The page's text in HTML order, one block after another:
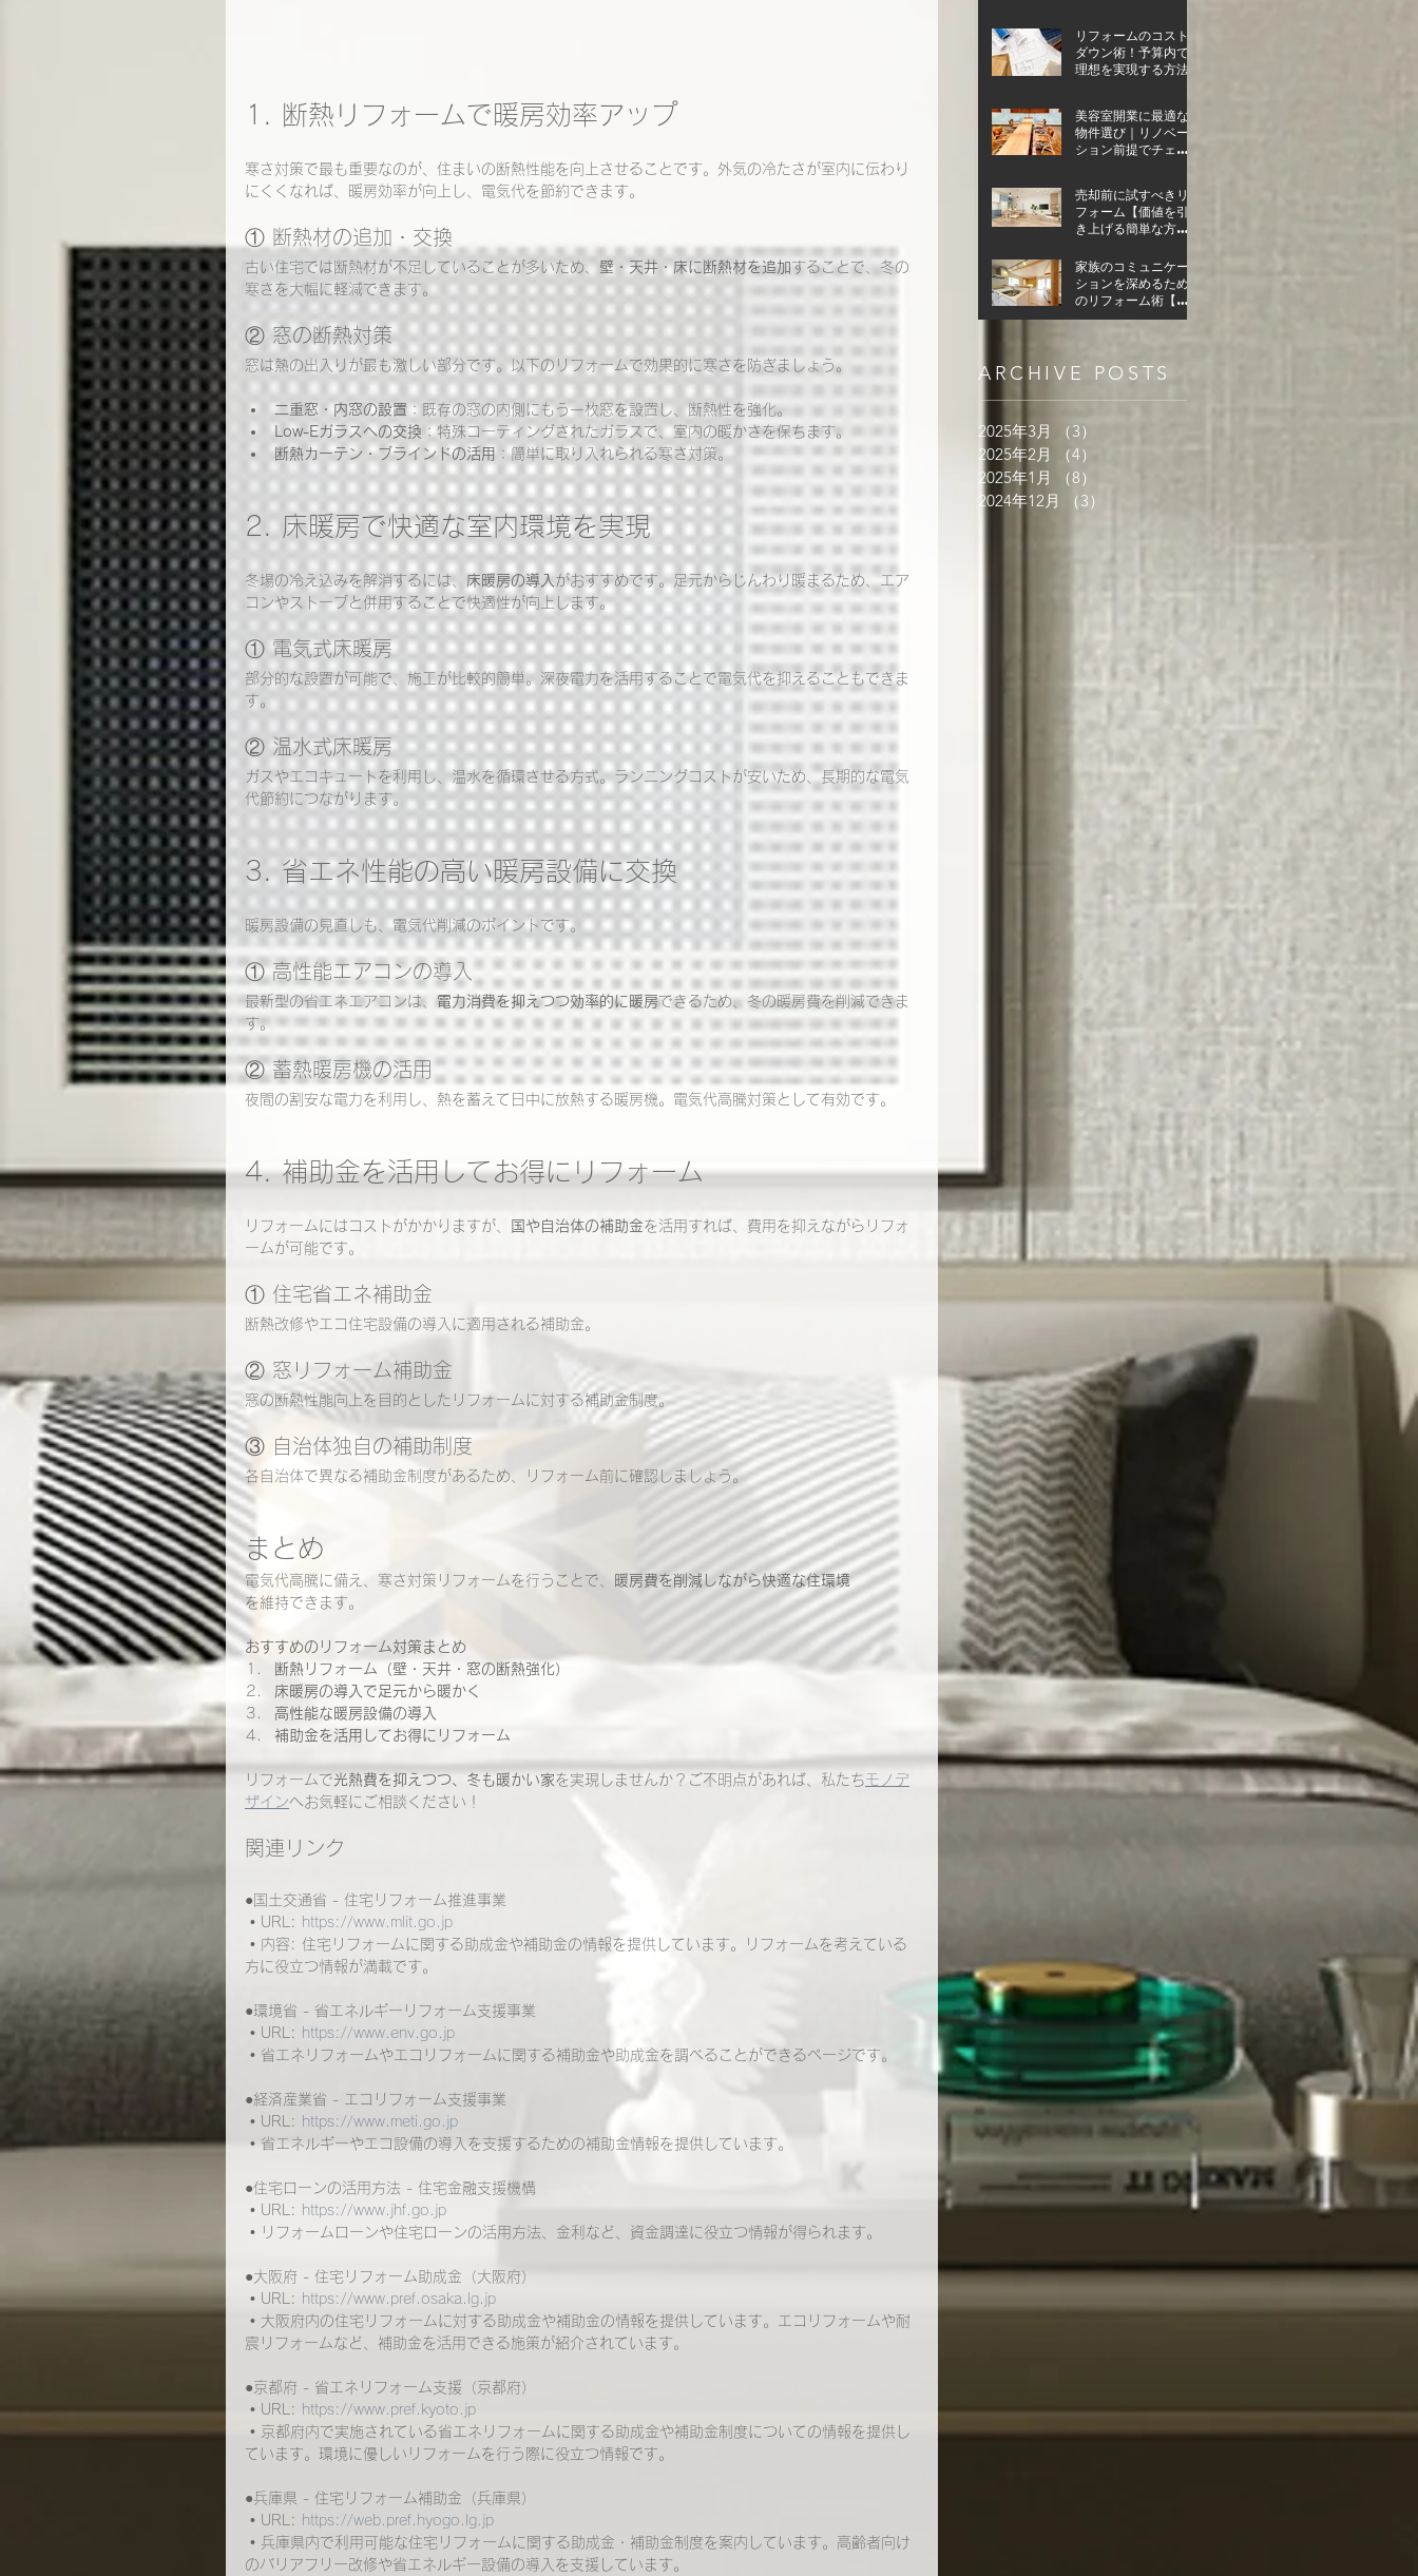
1. 断熱リフォームで暖房効率アップ
寒さ対策で最も重要なのが、住まいの断熱性能を向上させることです。外気の冷たさが室内に伝わり
にくくなれば、暖房効率が向上し、電気代を節約できます。
① 断熱材の追加・交換
古い住宅では断熱材が不足していることが多いため、 壁・天井・床に断熱材を追加することで、冬の
寒さを大幅に軽減できます。
② 窓の断熱対策
窓は熱の出入りが最も激しい部分です。以下のリフォームで効果的に寒さを防ぎましょう。
二重窓・内窓の設置 ：既存の窓の内側にもう一枚窓を設置し、断熱性を強化。
Low-Eガラスへの交換 ：特殊コーティングされたガラスで、室内の暖かさを保ちます。
断熱カーテン・ブラインドの活用 ：簡単に取り入れられる寒さ対策。
2. 床暖房で快適な室内環境を実現
冬場の冷え込みを解消するには、 床暖房の導入 がおすすめです。足元からじんわり暖まるため、エア
コンやストーブと併用することで快適性が向上します。
① 電気式床暖房
部分的な設置が可能で、施工が比較的簡単。深夜電力を活用することで電気代を抑えることもできま
す。
② 温水式床暖房
ガスやエコキュートを利用し、温水を循環させる方式。ランニングコストが安いため、長期的な電気
代節約につながります。
3. 省エネ性能の高い暖房設備に交換
暖房設備の見直しも、電気代削減のポイントです。
① 高性能エアコンの導入
最新型の省エネエアコンは、 電力消費を抑えつつ効率的に暖房できるため、冬の暖房費を削減できま
す。
② 蓄熱暖房機の活用
夜間の割安な電力を利用し、熱を蓄えて日中に放熱する暖房機。電気代高騰対策として有効です。
4. 補助金を活用してお得にリフォーム
リフォームにはコストがかかりますが、 国や自治体の補助金を活用すれば、費用を抑えながらリフォ
ームが可能です。
① 住宅省エネ補助金
断熱改修やエコ住宅設備の導入に適用される補助金。
② 窓リフォーム補助金
窓の断熱性能向上を目的としたリフォームに対する補助金制度。
③ 自治体独自の補助制度
各自治体で異なる補助金制度があるため、リフォーム前に確認しましょう。
まとめ
電気代高騰に備え、寒さ対策リフォームを行うことで、
暖房費を削減しながら快適な住環境
を維持できます。
おすすめのリフォーム対策まとめ
断熱リフォーム（壁・天井・窓の断熱強化）
床暖房の導入で足元から暖かく
高性能な暖房設備の導入
補助金を活用してお得にリフォーム
リフォームで光熱費を抑えつつ、冬も暖かい家を実現しませんか？ご不明点があれば、私たちモノデ
ザインへお気軽にご相談ください！
関連リンク
●国土交通省 - 住宅リフォーム推進事業
• URL: https://www.mlit.go.jp
• 内容: 住宅リフォームに関する助成金や補助金の情報を提供しています。リフォームを考えている
方に役立つ情報が満載です。
●環境省 - 省エネルギーリフォーム支援事業
• URL: https://www.env.go.jp
• 省エネリフォームやエコリフォームに関する補助金や助成金を調べることができるページです。
●経済産業省 - エコリフォーム支援事業
• URL: https://www.meti.go.jp
• 省エネルギーやエコ設備の導入を支援するための補助金情報を提供しています。
●住宅ローンの活用方法 - 住宅金融支援機構
• URL: https://www.jhf.go.jp
• リフォームローンや住宅ローンの活用方法、金利など、資金調達に役立つ情報が得られます。
●大阪府 - 住宅リフォーム助成金（大阪府）
• URL: https://www.pref.osaka.lg.jp
• 大阪府内の住宅リフォームに対する助成金や補助金の情報を提供しています。エコリフォームや耐
震リフォームなど、補助金を活用できる施策が紹介されています。
●京都府 - 省エネリフォーム支援（京都府）
• URL: https://www.pref.kyoto.jp
• 京都府内で実施されている省エネリフォームに関する助成金や補助金制度についての情報を提供し
ています。環境に優しいリフォームを行う際に役立つ情報です。
●兵庫県 - 住宅リフォーム補助金（兵庫県）
• URL:
https://web.pref.hyogo.lg.jp
• 兵庫県内で利用可能な住宅リフォームに関する助成金・補助金制度を案内しています。高齢者向け
のバリアフリー改修や省エネルギー設備の導入を支援しています。
リフォームのコスト
ダウン術！予算内で
理想を実現する方法
美容室開業に最適な
物件選び｜リノベー
ション前提でチェッ
売却前に試すべきリ
フォーム【価値を引
き上げる簡単な方
家族のコミュニケー
ションを深めるため
のリフォーム術【家
族の絆を育むため
ARCHIVE POSTS
2025年3月 （3）
2025年2月
（4）
2025年1月
（8）
2024年12月
（3）